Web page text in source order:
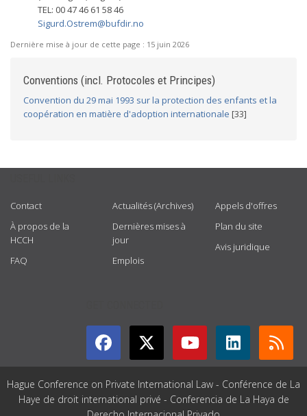
TEL: 00 47 46 61 58 46
Sigurd.Ostrem@bufdir.no
Dernière mise à jour de cette page : 15 juin 2026
Conventions (incl. Protocoles et Principes)
Convention du 29 mai 1993 sur la protection des enfants et la
coopération en matière d'adoption internationale [33]
Contact
À propos de la
HCCH
FAQ
Actualités (Archives)
Dernières mises à
jour
Emplois
Appels d'offres
Plan du site
Avis juridique
Hague Conference on Private International Law - Conférence de La
Haye de droit international privé - Conferencia de La Haya de